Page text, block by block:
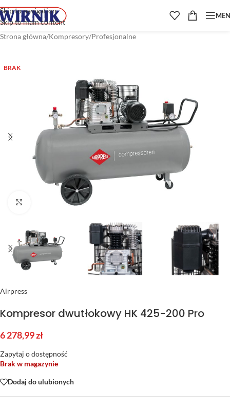
Skip to navigation
Skip to main content
Strona główna/Kompresory/Profesjonalne
BRAK
Kliknij aby powiększyć
Airpress
Kompresor dwutłokowy HK 425-200 Pro
6 278,99zł
Zapytaj o dostępność
Brak w magazynie
Dodaj do ulubionych